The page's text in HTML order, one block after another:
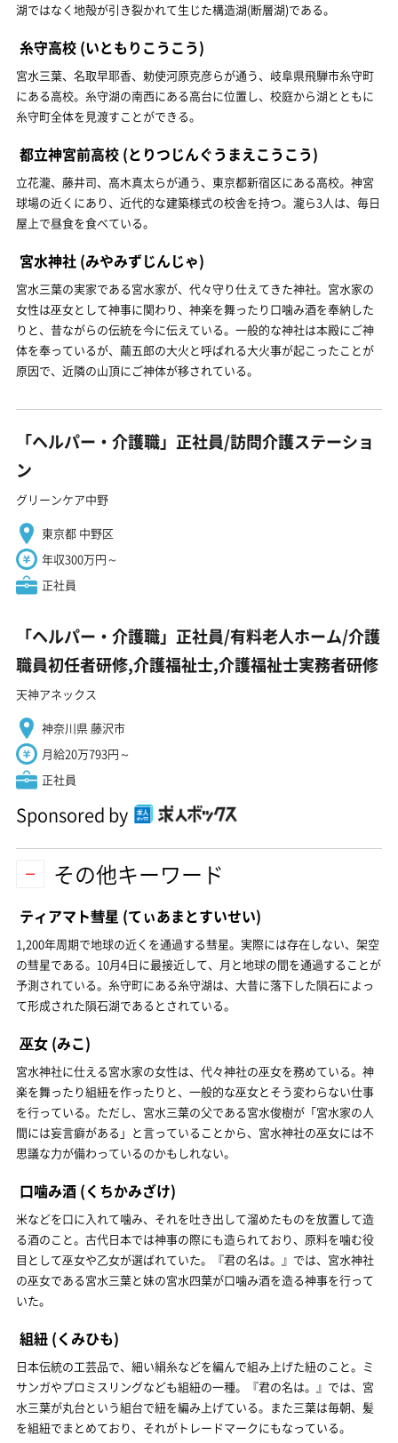
湖ではなく地殻が引き裂かれて生じた構造湖(断層湖)である。
糸守高校 (いともりこうこう)
宮水三葉、名取早耶香、勅使河原克彦らが通う、岐阜県飛騨市糸守町
にある高校。糸守湖の南西にある高台に位置し、校庭から湖とともに
糸守町全体を見渡すことができる。
都立神宮前高校 (とりつじんぐうまえこうこう)
立花瀧、藤井司、高木真太らが通う、東京都新宿区にある高校。神宮
球場の近くにあり、近代的な建築様式の校舎を持つ。瀧ら3人は、毎日
屋上で昼食を食べている。
宮水神社 (みやみずじんじゃ)
宮水三葉の実家である宮水家が、代々守り仕えてきた神社。宮水家の
女性は巫女として神事に関わり、神楽を舞ったり口噛み酒を奉納した
りと、昔ながらの伝統を今に伝えている。一般的な神社は本殿にご神
体を奉っているが、繭五郎の大火と呼ばれる大火事が起こったことが
原因で、近隣の山頂にご神体が移されている。
「ヘルパー・介護職」正社員/訪問介護ステーショ
ン
グリーンケア中野
東京都 中野区
年収300万円～
正社員
「ヘルパー・介護職」正社員/有料老人ホーム/介護
職員初任者研修,介護福祉士,介護福祉士実務者研修
天神アネックス
神奈川県 藤沢市
月給20万793円～
正社員
Sponsored by
その他キーワード
ティアマト彗星 (てぃあまとすいせい)
1,200年周期で地球の近くを通過する彗星。実際には存在しない、架空
の彗星である。10月4日に最接近して、月と地球の間を通過することが
予測されている。糸守町にある糸守湖は、大昔に落下した隕石によっ
て形成された隕石湖であるとされている。
巫女 (みこ)
宮水神社に仕える宮水家の女性は、代々神社の巫女を務めている。神
楽を舞ったり組紐を作ったりと、一般的な巫女とそう変わらない仕事
を行っている。ただし、宮水三葉の父である宮水俊樹が「宮水家の人
間には妄言癖がある」と言っていることから、宮水神社の巫女には不
思議な力が備わっているのかもしれない。
口噛み酒 (くちかみざけ)
米などを口に入れて噛み、それを吐き出して溜めたものを放置して造
る酒のこと。古代日本では神事の際にも造られており、原料を噛む役
目として巫女や乙女が選ばれていた。『君の名は。』では、宮水神社
の巫女である宮水三葉と妹の宮水四葉が口噛み酒を造る神事を行って
いた。
組紐 (くみひも)
日本伝統の工芸品で、細い絹糸などを編んで組み上げた紐のこと。ミ
サンガやプロミスリングなども組紐の一種。『君の名は。』では、宮
水三葉が丸台という組台で紐を編み上げている。また三葉は毎朝、髪
を組紐でまとめており、それがトレードマークにもなっている。